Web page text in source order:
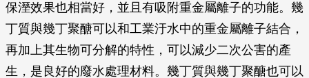
保溼效果也相當好，並且有吸附重金屬離子的功能。幾
丁質與幾丁聚醣可以和工業汙水中的重金屬離子結合，
再加上其生物可分解的特性，可以減少二次公害的產
生，是良好的廢水處理材料。幾丁質與幾丁聚醣也可以